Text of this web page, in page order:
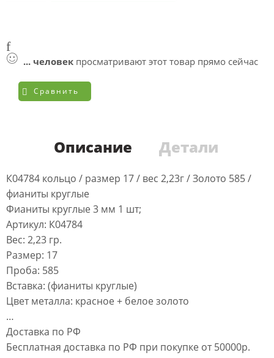
... человек просматривают этот товар прямо сейчас
Сравнить
Описание Детали
К04784 кольцо / размер 17 / вес 2,23г / Золото 585 /
фианиты круглые
Фианиты круглые 3 мм 1 шт;
Артикул: К04784
Вес: 2,23 гр.
Размер: 17
Проба: 585
Вставка: (фианиты круглые)
Цвет металла: красное + белое золото
…
Доставка по РФ
Бесплатная доставка по РФ при покупке от 50000р.